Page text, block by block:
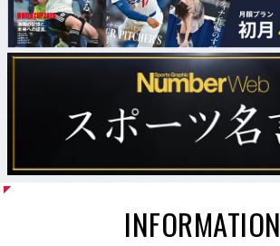
INFORMATION